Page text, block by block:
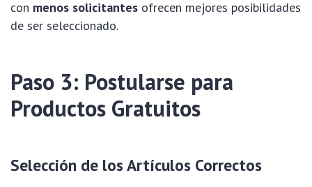
con menos solicitantes ofrecen mejores posibilidades
de ser seleccionado.
Paso 3: Postularse para
Productos Gratuitos
Selección de los Artículos Correctos